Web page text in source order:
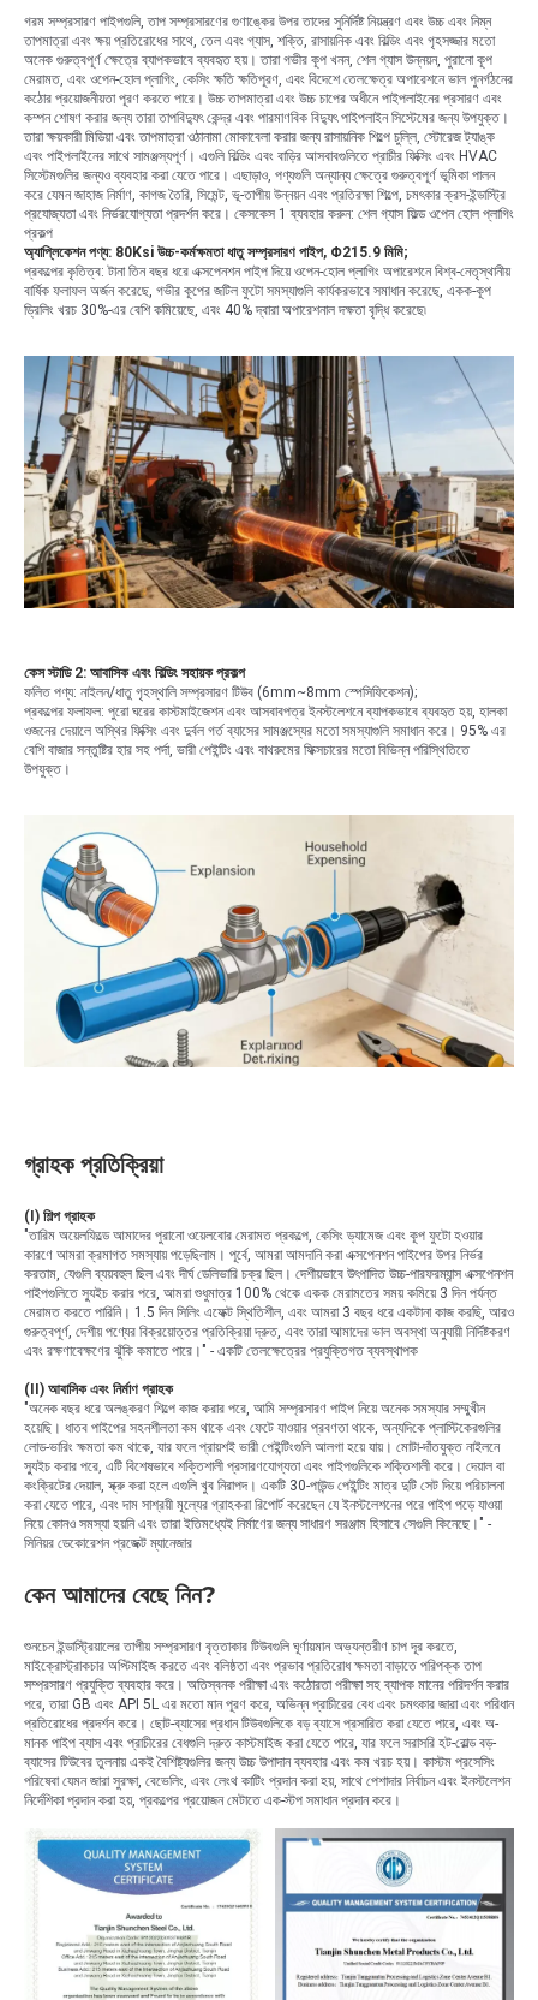
গরম সম্প্রসারণ পাইপগুলি, তাপ সম্প্রসারণের গুণাঙ্কের উপর তাদের সুনির্দিষ্ট নিয়ন্ত্রণ এবং উচ্চ এবং নিম্ন
তাপমাত্রা এবং ক্ষয় প্রতিরোধের সাথে, তেল এবং গ্যাস, শক্তি, রাসায়নিক এবং বিল্ডিং এবং গৃহসজ্জার মতো
অনেক গুরুত্বপূর্ণ ক্ষেত্রে ব্যাপকভাবে ব্যবহৃত হয়। তারা গভীর কূপ খনন, শেল গ্যাস উন্নয়ন, পুরানো কূপ
মেরামত, এবং ওপেন-হোল প্লাগিং, কেসিং ক্ষতি ক্ষতিপূরণ, এবং বিদেশে তেলক্ষেত্র অপারেশনে ভাল পুনর্গঠনের
কঠোর প্রয়োজনীয়তা পূরণ করতে পারে। উচ্চ তাপমাত্রা এবং উচ্চ চাপের অধীনে পাইপলাইনের প্রসারণ এবং
কম্পন শোষণ করার জন্য তারা তাপবিদ্যুৎ কেন্দ্র এবং পারমাণবিক বিদ্যুৎ পাইপলাইন সিস্টেমের জন্য উপযুক্ত।
তারা ক্ষয়কারী মিডিয়া এবং তাপমাত্রা ওঠানামা মোকাবেলা করার জন্য রাসায়নিক শিল্পে চুল্লি, স্টোরেজ ট্যাঙ্ক
এবং পাইপলাইনের সাথে সামঞ্জস্যপূর্ণ। এগুলি বিল্ডিং এবং বাড়ির আসবাবগুলিতে প্রাচীর ফিক্সিং এবং HVAC
সিস্টেমগুলির জন্যও ব্যবহার করা যেতে পারে। এছাড়াও, পণ্যগুলি অন্যান্য ক্ষেত্রে গুরুত্বপূর্ণ ভূমিকা পালন
করে যেমন জাহাজ নির্মাণ, কাগজ তৈরি, সিমেন্ট, ভূ-তাপীয় উন্নয়ন এবং প্রতিরক্ষা শিল্পে, চমৎকার ক্রস-ইন্ডাস্ট্রি
প্রযোজ্যতা এবং নির্ভরযোগ্যতা প্রদর্শন করে। কেসকেস 1 ব্যবহার করুন: শেল গ্যাস ফিল্ড ওপেন হোল প্লাগিং
প্রকল্প
অ্যাপ্লিকেশন পণ্য: 80Ksi উচ্চ-কর্মক্ষমতা ধাতু সম্প্রসারণ পাইপ, Φ215.9 মিমি;
প্রকল্পের কৃতিত্ব: টানা তিন বছর ধরে এক্সপেনশন পাইপ দিয়ে ওপেন-হোল প্লাগিং অপারেশনে বিশ্ব-নেতৃস্থানীয়
বার্ষিক ফলাফল অর্জন করেছে, গভীর কূপের জটিল ফুটো সমস্যাগুলি কার্যকরভাবে সমাধান করেছে, একক-কূপ
ড্রিলিং খরচ 30%-এর বেশি কমিয়েছে, এবং 40% দ্বারা অপারেশনাল দক্ষতা বৃদ্ধি করেছে৷
কেস স্টাডি 2: আবাসিক এবং বিল্ডিং সহায়ক প্রকল্প
ফলিত পণ্য: নাইলন/ধাতু গৃহস্থালি সম্প্রসারণ টিউব (6mm~8mm স্পেসিফিকেশন);
প্রকল্পের ফলাফল: পুরো ঘরের কাস্টমাইজেশন এবং আসবাবপত্র ইনস্টলেশনে ব্যাপকভাবে ব্যবহৃত হয়, হালকা
ওজনের দেয়ালে অস্থির ফিক্সিং এবং দুর্বল গর্ত ব্যাসের সামঞ্জস্যের মতো সমস্যাগুলি সমাধান করে। 95% এর
বেশি বাজার সন্তুষ্টির হার সহ পর্দা, ভারী পেইন্টিং এবং বাথরুমের ফিক্সচারের মতো বিভিন্ন পরিস্থিতিতে
উপযুক্ত।
গ্রাহক প্রতিক্রিয়া
(I) শিল্প গ্রাহক
"তারিম অয়েলফিল্ডে আমাদের পুরানো ওয়েলবোর মেরামত প্রকল্পে, কেসিং ড্যামেজ এবং কূপ ফুটো হওয়ার
কারণে আমরা ক্রমাগত সমস্যায় পড়েছিলাম। পূর্বে, আমরা আমদানি করা এক্সপেনশন পাইপের উপর নির্ভর
করতাম, যেগুলি ব্যয়বহুল ছিল এবং দীর্ঘ ডেলিভারি চক্র ছিল। দেশীয়ভাবে উৎপাদিত উচ্চ-পারফরম্যান্স এক্সপেনশন
পাইপগুলিতে স্যুইচ করার পরে, আমরা শুধুমাত্র 100% থেকে একক মেরামতের সময় কমিয়ে 3 দিন পর্যন্ত
মেরামত করতে পারিনি। 1.5 দিন সিলিং এফেক্ট স্থিতিশীল, এবং আমরা 3 বছর ধরে একটানা কাজ করছি, আরও
গুরুত্বপূর্ণ, দেশীয় পণ্যের বিক্রয়োত্তর প্রতিক্রিয়া দ্রুত, এবং তারা আমাদের ভাল অবস্থা অনুযায়ী নির্দিষ্টকরণ
এবং রক্ষণাবেক্ষণের ঝুঁকি কমাতে পারে।" - একটি তেলক্ষেত্রের প্রযুক্তিগত ব্যবস্থাপক
(II) আবাসিক এবং নির্মাণ গ্রাহক
"অনেক বছর ধরে অলঙ্করণ শিল্পে কাজ করার পরে, আমি সম্প্রসারণ পাইপ নিয়ে অনেক সমস্যার সম্মুখীন
হয়েছি। ধাতব পাইপের সহনশীলতা কম থাকে এবং ফেটে যাওয়ার প্রবণতা থাকে, অন্যদিকে প্লাস্টিকেরগুলির
লোড-ভারিং ক্ষমতা কম থাকে, যার ফলে প্রায়শই ভারী পেইন্টিংগুলি আলগা হয়ে যায়। মোটা-দাঁতযুক্ত নাইলনে
স্যুইচ করার পরে, এটি বিশেষভাবে শক্তিশালী প্রসারণযোগ্যতা এবং পাইপগুলিকে শক্তিশালী করে। দেয়াল বা
কংক্রিটের দেয়াল, স্ক্রু করা হলে এগুলি খুব নিরাপদ। একটি 30-পাউন্ড পেইন্টিং মাত্র দুটি সেট দিয়ে পরিচালনা
করা যেতে পারে, এবং দাম সাশ্রয়ী মূল্যের গ্রাহকরা রিপোর্ট করেছেন যে ইনস্টলেশনের পরে পাইপ পড়ে যাওয়া
নিয়ে কোনও সমস্যা হয়নি এবং তারা ইতিমধ্যেই নির্মাণের জন্য সাধারণ সরঞ্জাম হিসাবে সেগুলি কিনেছে।" -
সিনিয়র ডেকোরেশন প্রজেক্ট ম্যানেজার
কেন আমাদের বেছে নিন?
শুনচেন ইন্ডাস্ট্রিয়ালের তাপীয় সম্প্রসারণ বৃত্তাকার টিউবগুলি ঘূর্ণায়মান অভ্যন্তরীণ চাপ দূর করতে,
মাইক্রোস্ট্রাকচার অপ্টিমাইজ করতে এবং বলিষ্ঠতা এবং প্রভাব প্রতিরোধ ক্ষমতা বাড়াতে পরিপক্ক তাপ
সম্প্রসারণ প্রযুক্তি ব্যবহার করে। অতিস্বনক পরীক্ষা এবং কঠোরতা পরীক্ষা সহ ব্যাপক মানের পরিদর্শন করার
পরে, তারা GB এবং API 5L এর মতো মান পূরণ করে, অভিন্ন প্রাচীরের বেধ এবং চমৎকার জারা এবং পরিধান
প্রতিরোধের প্রদর্শন করে। ছোট-ব্যাসের প্রধান টিউবগুলিকে বড় ব্যাসে প্রসারিত করা যেতে পারে, এবং অ-
মানক পাইপ ব্যাস এবং প্রাচীরের বেধগুলি দ্রুত কাস্টমাইজ করা যেতে পারে, যার ফলে সরাসরি হট-রোল্ড বড়-
ব্যাসের টিউবের তুলনায় একই বৈশিষ্ট্যগুলির জন্য উচ্চ উপাদান ব্যবহার এবং কম খরচ হয়। কাস্টম প্রসেসিং
পরিষেবা যেমন জারা সুরক্ষা, বেভেলিং, এবং লেংথ কাটিং প্রদান করা হয়, সাথে পেশাদার নির্বাচন এবং ইনস্টলেশন
নির্দেশিকা প্রদান করা হয়, প্রকল্পের প্রয়োজন মেটাতে এক-স্টপ সমাধান প্রদান করে।